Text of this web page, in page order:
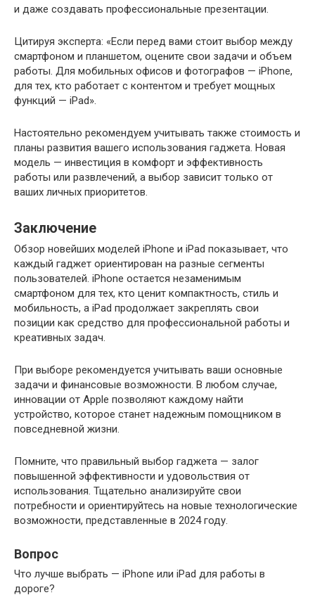
и даже создавать профессиональные презентации.
Цитируя эксперта: «Если перед вами стоит выбор между
смартфоном и планшетом, оцените свои задачи и объем
работы. Для мобильных офисов и фотографов — iPhone,
для тех, кто работает с контентом и требует мощных
функций — iPad».
Настоятельно рекомендуем учитывать также стоимость и
планы развития вашего использования гаджета. Новая
модель — инвестиция в комфорт и эффективность
работы или развлечений, а выбор зависит только от
ваших личных приоритетов.
Заключение
Обзор новейших моделей iPhone и iPad показывает, что
каждый гаджет ориентирован на разные сегменты
пользователей. iPhone остается незаменимым
смартфоном для тех, кто ценит компактность, стиль и
мобильность, а iPad продолжает закреплять свои
позиции как средство для профессиональной работы и
креативных задач.
При выборе рекомендуется учитывать ваши основные
задачи и финансовые возможности. В любом случае,
инновации от Apple позволяют каждому найти
устройство, которое станет надежным помощником в
повседневной жизни.
Помните, что правильный выбор гаджета — залог
повышенной эффективности и удовольствия от
использования. Тщательно анализируйте свои
потребности и ориентируйтесь на новые технологические
возможности, представленные в 2024 году.
Вопрос
Что лучше выбрать — iPhone или iPad для работы в
дороге?